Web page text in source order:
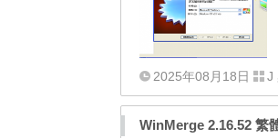
2025年08月18日
J
WinMerge 2.16.52 繁